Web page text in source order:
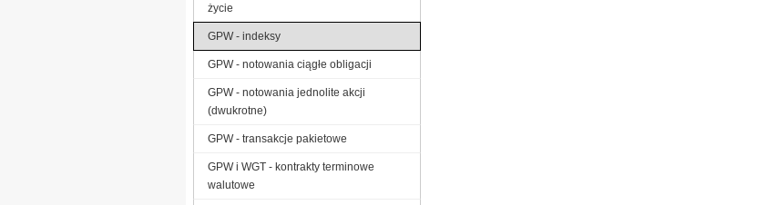
życie
GPW - indeksy
GPW - notowania ciągłe obligacji
GPW - notowania jednolite akcji
(dwukrotne)
GPW - transakcje pakietowe
GPW i WGT - kontrakty terminowe
walutowe